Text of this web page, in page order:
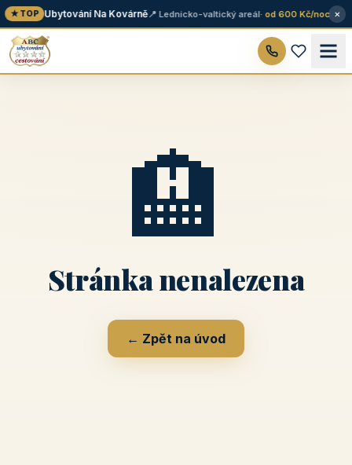
★ TOP Ubytování Na Kovárně📍 Lednicko-valtický areál· od 600 Kč/noc ×
🏨
Stránka nenalezena
← Zpět na úvod